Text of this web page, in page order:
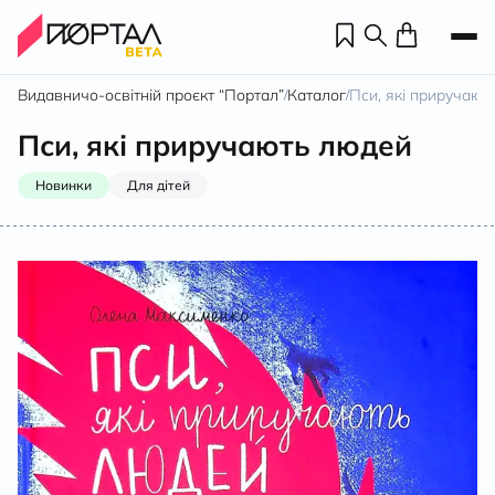
Видавничо-освітній проєкт “Портал”/Каталог/Пси, які
Пси, які приручають людей
Новинки Для дітей